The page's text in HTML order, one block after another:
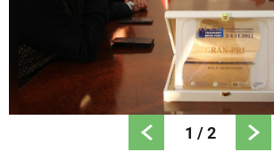
1 /2